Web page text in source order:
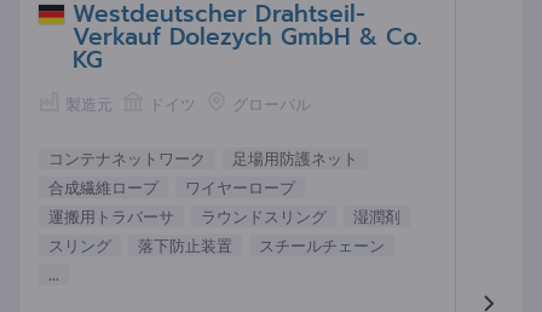
Westdeutscher Drahtseil-
Verkauf Dolezych GmbH & Co.
KG
製造元 ドイツ グローバル
コンテナネットワーク
足場用防護ネット
合成繊維ロープ
ワイヤーロープ
運搬用トラバーサ
ラウンドスリング
湿潤剤
スリング
落下防止装置
スチールチェーン
...